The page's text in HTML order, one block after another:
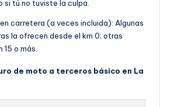
si tú no tuviste la culpa.
carretera (a veces incluida): Algunas
la ofrecen desde el km 0; otras
15 o más.
de moto a terceros básico en La